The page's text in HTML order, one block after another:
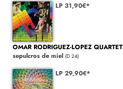
LP 31,90€*
OMAR RODRIGUEZ-LOPEZ QUARTET
sepulcros de miel (D 24)
LP 29,90€*